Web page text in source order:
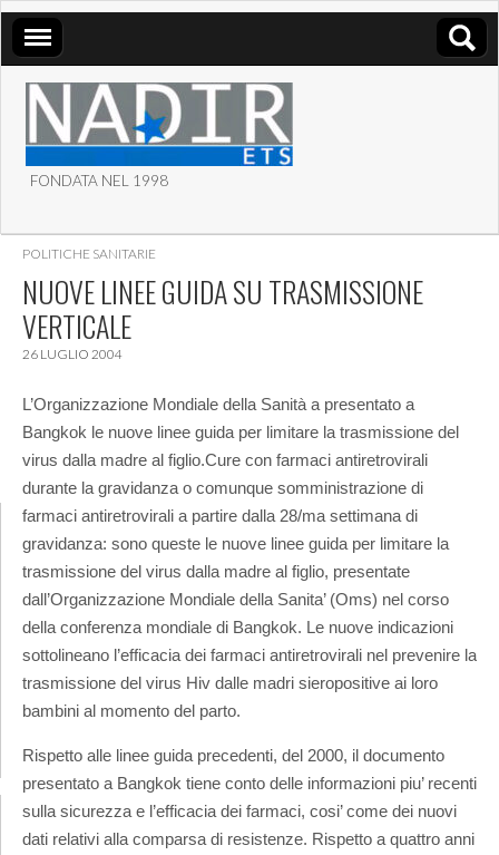
ASSOCIAZIONE NADIR
ETS
FONDATA NEL 1998
POLITICHE SANITARIE
NUOVE LINEE GUIDA SU TRASMISSIONE
VERTICALE
26 LUGLIO 2004
L’Organizzazione Mondiale della Sanità a presentato a
Bangkok le nuove linee guida per limitare la trasmissione del
virus dalla madre al figlio.Cure con farmaci antiretrovirali
durante la gravidanza o comunque somministrazione di
farmaci antiretrovirali a partire dalla 28/ma settimana di
gravidanza: sono queste le nuove linee guida per limitare la
trasmissione del virus dalla madre al figlio, presentate
dall’Organizzazione Mondiale della Sanita’ (Oms) nel corso
della conferenza mondiale di Bangkok. Le nuove indicazioni
sottolineano l’efficacia dei farmaci antiretrovirali nel prevenire la
trasmissione del virus Hiv dalle madri sieropositive ai loro
bambini al momento del parto.
Rispetto alle linee guida precedenti, del 2000, il documento
presentato a Bangkok tiene conto delle informazioni piu’ recenti
sulla sicurezza e l’efficacia dei farmaci, cosi’ come dei nuovi
dati relativi alla comparsa di resistenze. Rispetto a quattro anni